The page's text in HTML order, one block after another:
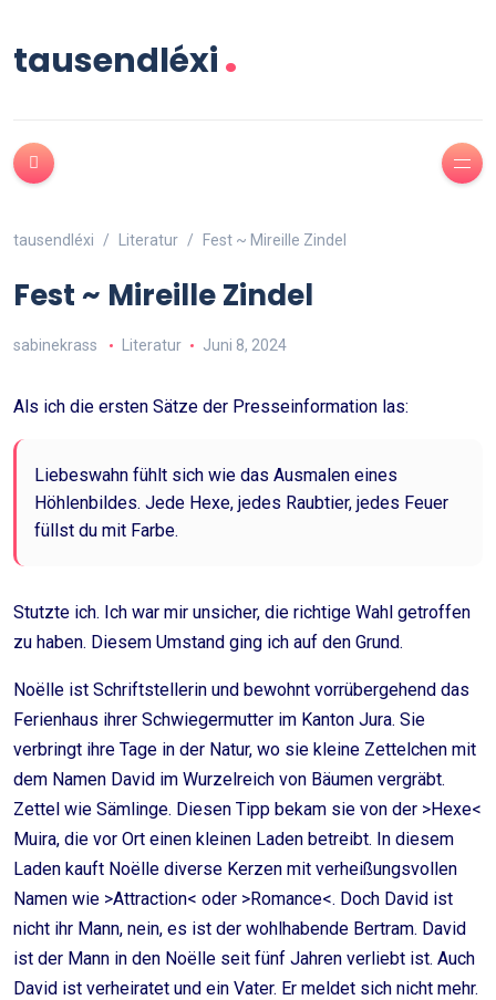
tausendléxi.
tausendléxi Literatur Fest ~ Mireille Zindel
Fest ~ Mireille Zindel
sabinekrass Literatur Juni 8, 2024
Als ich die ersten Sätze der Presseinformation las:
Liebeswahn fühlt sich wie das Ausmalen eines
Höhlenbildes. Jede Hexe, jedes Raubtier, jedes Feuer
füllst du mit Farbe.
Stutzte ich. Ich war mir unsicher, die richtige Wahl getroffen
zu haben. Diesem Umstand ging ich auf den Grund.
Noëlle ist Schriftstellerin und bewohnt vorrübergehend das
Ferienhaus ihrer Schwiegermutter im Kanton Jura. Sie
verbringt ihre Tage in der Natur, wo sie kleine Zettelchen mit
dem Namen David im Wurzelreich von Bäumen vergräbt.
Zettel wie Sämlinge. Diesen Tipp bekam sie von der >Hexe<
Muira, die vor Ort einen kleinen Laden betreibt. In diesem
Laden kauft Noëlle diverse Kerzen mit verheißungsvollen
Namen wie >Attraction< oder >Romance<. Doch David ist
nicht ihr Mann, nein, es ist der wohlhabende Bertram. David
ist der Mann in den Noëlle seit fünf Jahren verliebt ist. Auch
David ist verheiratet und ein Vater. Er meldet sich nicht mehr.